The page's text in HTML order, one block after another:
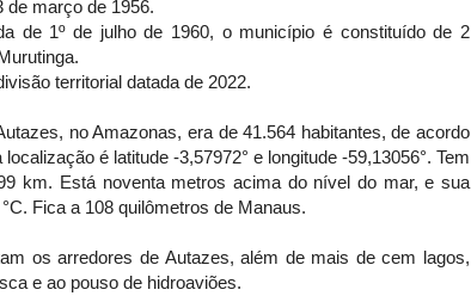
de março de 1956.
de 1º de julho de 1960, o município é constituído de 2
territorial datada de 2022.
no Amazonas, era de 41.564 habitantes, de acordo
é latitude -3,57972° e longitude -59,13056°. Tem
km. Está noventa metros acima do nível do mar, e sua
Fica a 108 quilômetros de Manaus.
os arredores de Autazes, além de mais de cem lagos,
e ao pouso de hidroaviões.